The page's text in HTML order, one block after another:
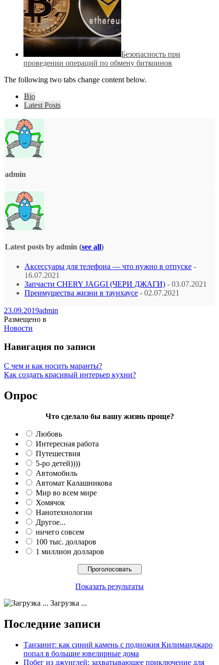
Безопасность при
проведении операций по обмену биткоинов
The following two tabs change content below.
Bio
Latest Posts
admin
Latest posts by admin (see all)
Аксессуары для телефона — что нужно в отпуске -
16.07.2021
Запчасти CHERY JAGGI (ЧЕРИ ДЖАГИ) - 03.07.2021
Преимущества жизни в таунхаусе - 02.07.2021
23.09.2019admin
Размещено в
Новости
Навигация по записи
С чем и как носить маранты?
Как создать красивый интерьер кухни?
Опрос
Что сделало бы вашу жизнь проще?
Любовь
Интересная работа
Путешествия
5-ро детей))))
Автомобиль
Автомат Калашникова
Мир во всем мире
Хомячок
Нанотехнологии
Другое...
ничего совсем
100 тыс. долларов
1 миллион долларов
Показать результаты
Загрузка ...
Последние записи
Танзанит: как синий камень с подножия Килиманджаро
попал в большие ювелирные дома
Побег из джунглей: захватывающее приключение для